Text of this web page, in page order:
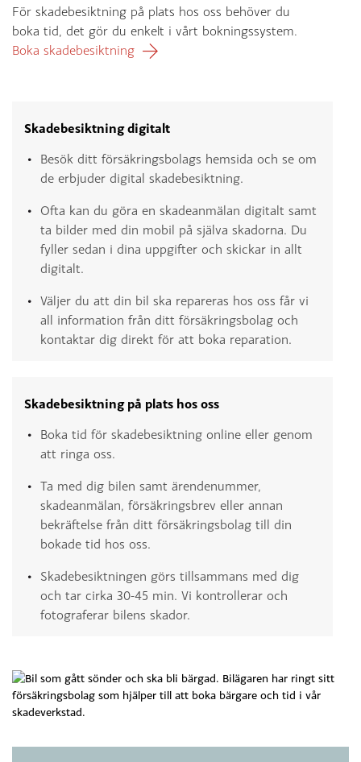
För skadebesiktning på plats hos oss behöver du
boka tid, det gör du enkelt i vårt bokningssystem.
Boka skadebesiktning
Skadebesiktning digitalt
Besök ditt försäkringsbolags hemsida och se om
de erbjuder digital skadebesiktning.
Ofta kan du göra en skadeanmälan digitalt samt
ta bilder med din mobil på själva skadorna. Du
fyller sedan i dina uppgifter och skickar in allt
digitalt.
Väljer du att din bil ska repareras hos oss får vi
all information från ditt försäkringsbolag och
kontaktar dig direkt för att boka reparation.
Skadebesiktning på plats hos oss
Boka tid för skadebesiktning online eller genom
att ringa oss.
Ta med dig bilen samt ärendenummer,
skadeanmälan, försäkringsbrev eller annan
bekräftelse från ditt försäkringsbolag till din
bokade tid hos oss.
Skadebesiktningen görs tillsammans med dig
och tar cirka 30-45 min. Vi kontrollerar och
fotograferar bilens skador.